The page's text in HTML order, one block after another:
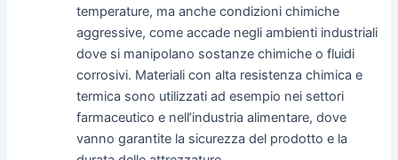
temperature, ma anche condizioni chimiche
aggressive, come accade negli ambienti industriali
dove si manipolano sostanze chimiche o fluidi
corrosivi. Materiali con alta resistenza chimica e
termica sono utilizzati ad esempio nei settori
farmaceutico e nell’industria alimentare, dove
vanno garantite la sicurezza del prodotto e la